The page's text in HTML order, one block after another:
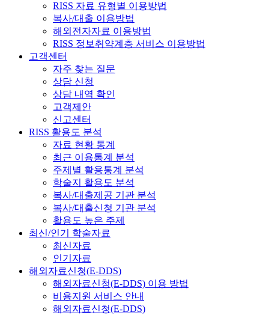
RISS 자료 유형별 이용방법
복사/대출 이용방법
해외전자자료 이용방법
RISS 정보취약계층 서비스 이용방법
고객센터
자주 찾는 질문
상담 신청
상담 내역 확인
고객제안
신고센터
RISS 활용도 분석
자료 현황 통계
최근 이용통계 분석
주제별 활용통계 분석
학술지 활용도 분석
복사/대출제공 기관 분석
복사/대출신청 기관 분석
활용도 높은 주제
최신/인기 학술자료
최신자료
인기자료
해외자료신청(E-DDS)
해외자료신청(E-DDS) 이용 방법
비용지원 서비스 안내
해외자료신청(E-DDS)